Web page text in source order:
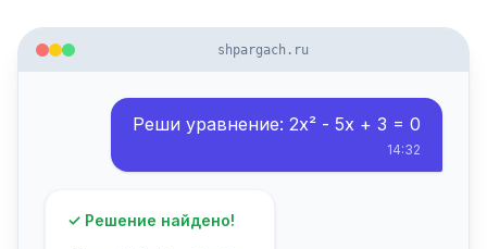
shpargach.ru
Реши уравнение: 2x² - 5x + 3 = 0
14:32
✓ Решение найдено!